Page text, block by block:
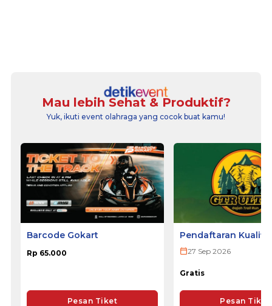
Mau lebih Sehat & Produktif?
Yuk, ikuti event olahraga yang cocok buat kamu!
Barcode Gokart
Rp 65.000
Pesan Tiket
Pendaftaran
ULTRA 2026
27 Sep 2026
Gratis
Pesan Tiket